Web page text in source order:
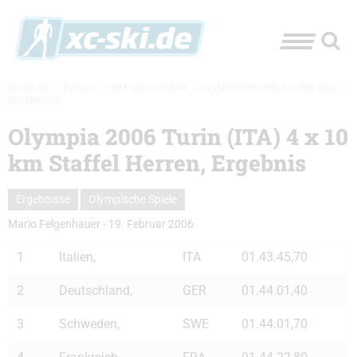
Olympia 2006 Turin (ITA) 4 x 10
km Staffel Herren, Ergebnis
Ergebnisse
Olympische Spiele
Mario Felgenhauer - 19. Februar 2006
1 Italien, ITA 01.43.45,70
2 Deutschland, GER 01.44.01,40
3 Schweden, SWE 01.44.01,70